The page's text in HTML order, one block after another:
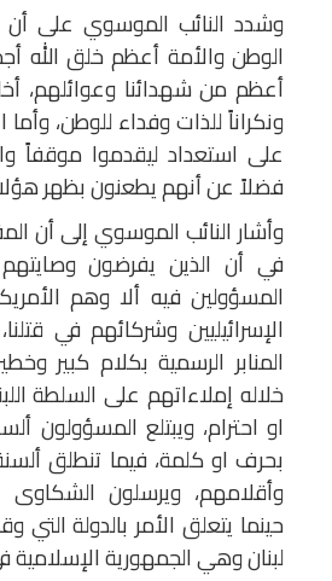
وشدد النائب الموسوي على
الوطن والأمة أعظم خلق الله
أعظم من شهدائنا وعوائلهم،
ونكراناً للذات وفداء للوطن،
على استعداد ليقدموا موقفاً
فضلاً عن أنهم يطعنون بظهر
وأشار النائب الموسوي إلى أن
في أن الذين يفرضون وصايتهم
المسؤولين فيه ألا وهم
الإسرائيليين وشركائهم في
المنابر الرسمية بكلام كبير
خلاله إملاءاتهم على السلطة
او احترام، ويبتلع المسؤولون
بحرف او كلمة، فيما تنطلق
وأقلامهم، ويرسلون
حينما يتعلق الأمر بالدولة التي
لبنان وهي الجمهورية الإسلامية